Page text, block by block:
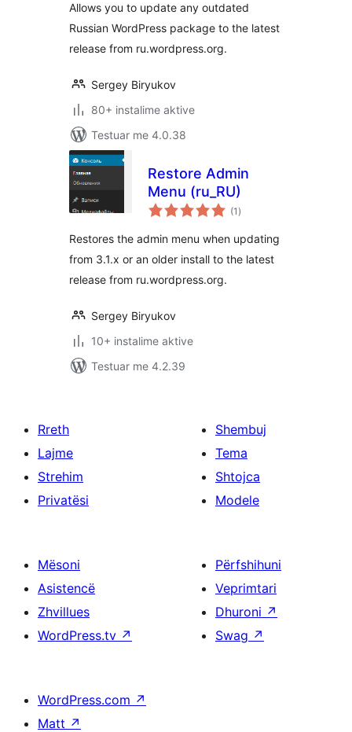
Allows you to update any outdated
Russian WordPress package to the latest
release from ru.wordpress.org.
Sergey Biryukov
80+ instalime aktive
Testuar me 4.0.38
Restore Admin
Menu (ru_RU)
(1 vlerësime
gjithsej
)
Restores the admin menu when updating
from 3.1.x or an older install to the latest
release from ru.wordpress.org.
Sergey Biryukov
10+ instalime aktive
Testuar me 4.2.39
Rreth
Lajme
Strehim
Privatësi
Shembuj
Tema
Shtojca
Modele
Mësoni
Asistencë
Zhvillues
WordPress.tv ↗
Përfshihuni
Veprimtari
Dhuroni ↗
Swag ↗
WordPress.com ↗
Matt ↗